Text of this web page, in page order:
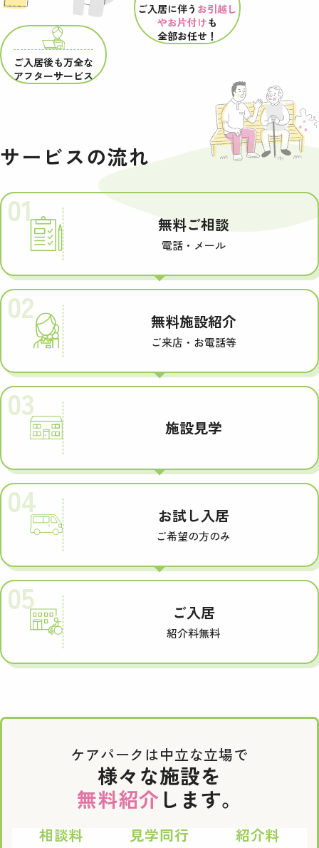
ご入居に伴う お引越し
やお片付けも
全部お任せ！
ご入居後も万全な
アフターサービス
サービスの流れ
01 無料ご相談
電話・メール
02 無料施設紹介
ご来店・お電話等
03
施設見学
04 お試し入居
ご希望の方のみ
05 ご入居
紹介料無料
ケアパークは中立な立場で
様々な施設を
無料紹介 します。
相談料 見学同行 紹介料